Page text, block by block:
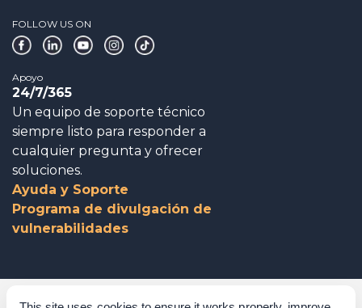
FOLLOW US ON
Apoyo
24/7/365
Un equipo de soporte técnico
siempre listo para responder a
cualquier pregunta y ofrecer
soluciones.
Ayuda y Soporte
Programa de divulgación de
vulnerabilidades
Gobierno corporativo